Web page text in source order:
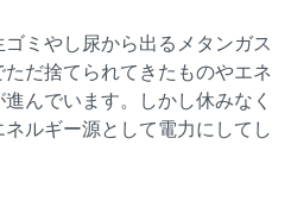
ミやし尿から出るメタンガス
だ捨てられてきたものやエネ
んでいます。しかし休みなく
ルギー源として電力にしてし